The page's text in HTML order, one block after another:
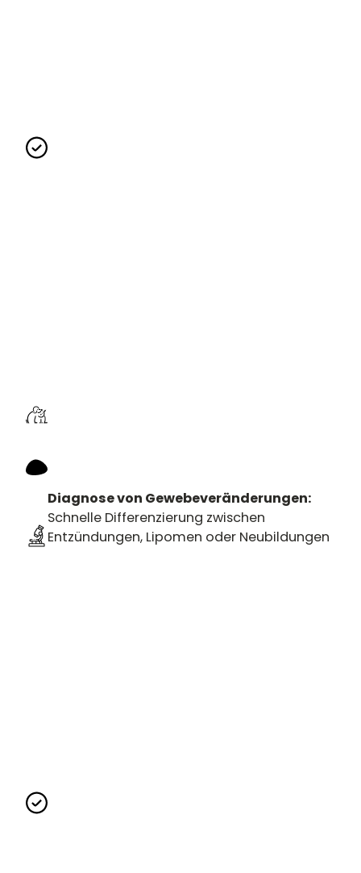
Diagnose von Gewebeveränderungen:
Schnelle Differenzierung zwischen
Entzündungen, Lipomen oder Neubildungen